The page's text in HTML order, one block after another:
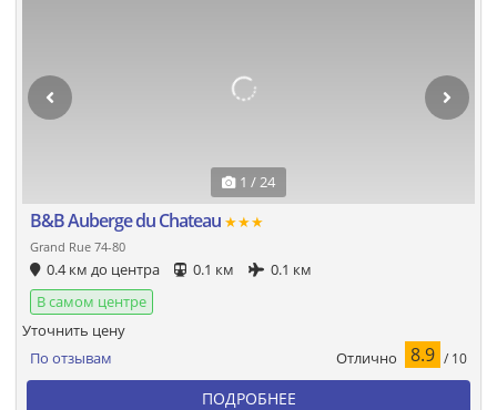
1 / 24
B&B Auberge du Chateau ★★★
Grand Rue 74-80
0.4 км до центра 0.1 км
0.1 км
В самом центре
По отзывам Отлично 8.9 / 10
Уточнить цену
ПОДРОБНЕЕ